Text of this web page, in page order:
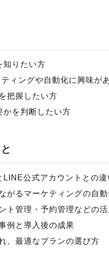
知りたい方
ィングや自動化に興味が
把握したい方
かを判断したい方
LINE公式アカウントとの違
がるマーケティングの自
ト管理・予約管理などの
例と導入後の成果
、最適なプランの選び方